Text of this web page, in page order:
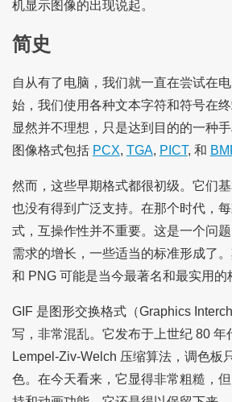
机显示图像的出现说起。
简史
自从有了电脑，我们就一直在尝试在
始，我们使用各种文本字符和符号在
显然并不理想，只是达到目的的一种
图像格式包括 PCX, TGA, PICT, 和
然而，这些早期格式都很初级。它们
也没有得到广泛支持。在那个时代，
式，互操作性并不重要。这是一个问
需求的增长，一些适当的标准形成了
和 PNG 可能是当今最著名和最实用的
GIF 是图形交换格式（Graphics
写，非常混乱。它发布于上世纪 80 年
Lempel-Ziv-Welch 压缩算法，调色板
色。在今天看来，它显得非常粗糙，